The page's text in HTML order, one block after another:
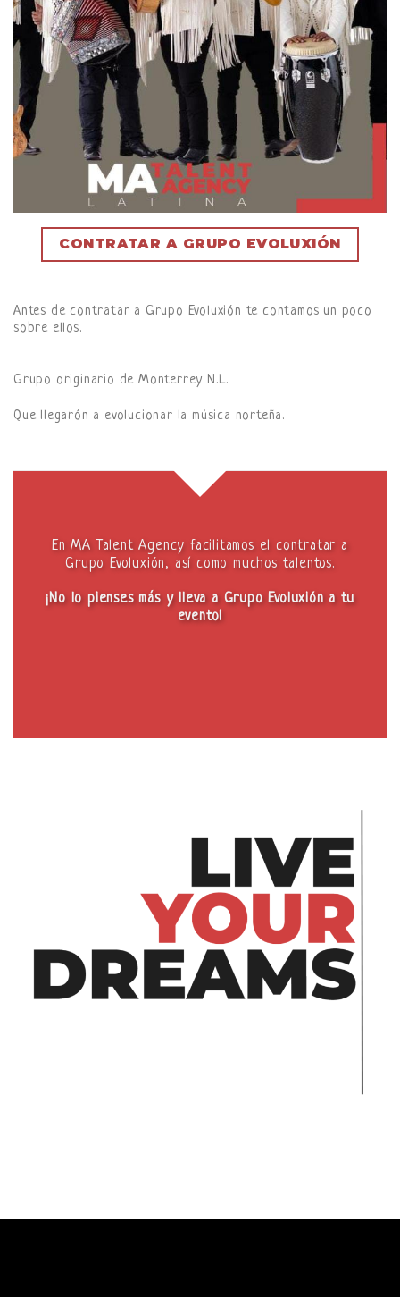
CONTRATAR A GRUPO EVOLUXIÓN
Antes de contratar a Grupo Evoluxión te contamos un poco
sobre ellos.
Grupo originario de Monterrey N.L.
Que llegarón a evolucionar la música norteña.
En MA Talent Agency facilitamos el contratar a
Grupo Evoluxión, así como muchos talentos.
¡No lo pienses más y lleva a Grupo Evoluxión a tu
evento!